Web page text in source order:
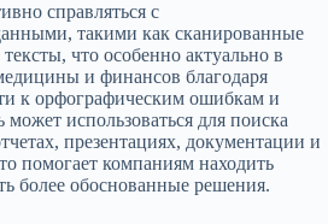
справляться с
такими как сканированные
что особенно актуально в
и финансов благодаря
к орфографическим ошибкам и
использоваться для поиска
презентациях, документации и
помогает компаниям находить
более обоснованные решения.